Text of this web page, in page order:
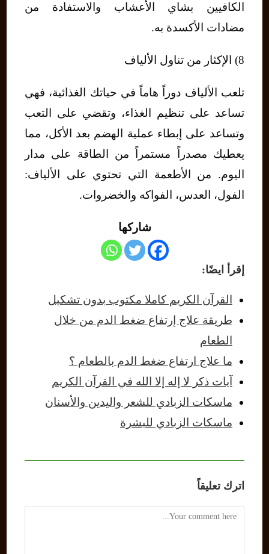
الكافيين بشاي الأعشاب والاستفادة من
مضادات الأكسدة به.
8) الإكثار من تناول الألياف
تلعب الألياف دوراً هاماً في حياتك الغذائية، فهي
تساعد على تنظيم الغذاء، وتقضي على التعب
وتساعد على إبطاء عملية الهضم بعد الأكل، مما
يعطيك مصدراً مستمراً من الطاقة على مدار
اليوم. من الأطعمة التي تحتوي على الألياف:
الفول، العدس، الفواكه والخضروات.
شاركها
إقرأ ايضًا:
القرآن الكريم كاملا مكتوب بدون تشكيل
طريقة علاج إرتفاع ضغط الدم من خلال
الطعام
ما علاج ارتفاع ضغط الدم بالطعام ؟
آيات ذكر لا إله إلا الله في القرآن الكريم
ماسكات الزبادي للشعر واليدين والأسنان
ماسكات الزبادي للبشرة
اترك تعليقاً
Comment